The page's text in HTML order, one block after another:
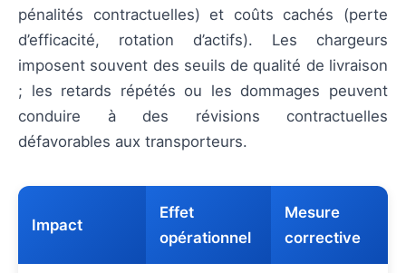
pénalités contractuelles) et coûts cachés (perte
d’efficacité, rotation d’actifs). Les chargeurs
imposent souvent des seuils de qualité de livraison
; les retards répétés ou les dommages peuvent
conduire à des révisions contractuelles
défavorables aux transporteurs.
Impact
Effet
opérationnel
Mesure
corrective